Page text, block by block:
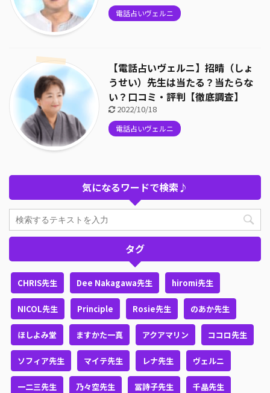
電話占いヴェルニ
【電話占いヴェルニ】招晴（しょ
うせい）先生は当たる？当たらな
い？口コミ・評判【徹底調査】
2022/10/18
電話占いヴェルニ
気になるワードで検索♪
タグ
CHRIS先生 Dee Nakagawa先生 hiromi先生
NICOL先生 Principle Rosie先生 のあか先生
ほしよみ堂 ますかた一真 アクアマリン ココロ先生
ソフィア先生 マイテ先生 レナ先生 ヴェルニ
一二三先生 乃々空先生 冨詩子先生 千晶先生